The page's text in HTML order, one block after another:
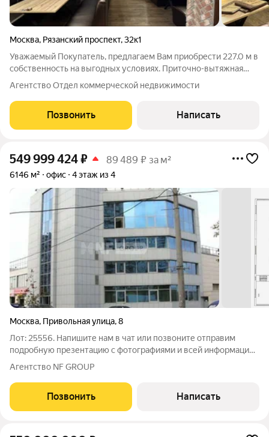
Москва, Рязанский проспект,32к1
Уважаемый Покупатель, предлагаем Вам приобрести 227.0 м в
собственность на выгодных условиях. Приточно-вытяжная
вентиляция. Электрическая мощность: 60кВт. Интернет,
телефония. Видеонаблюдение. Система контроля доступа.
ЮВАО Москвы. В 3 минутах от м.
Агентство Отдел коммерческой недвижимости
Позвонить Написать
549 999 424₽ 89 489 ₽ за м²
6146 м² офис 4 этаж из 4
Москва, Привольная улица,8
Лот: 25556. Напишите нам в чат или позвоните отправим
подробную презентацию с фотографиями и всей информацией
по объекту! Престижное расположение Офисное здание на
удобства и доступности.
Агентство NF GROUP
Позвонить Написать